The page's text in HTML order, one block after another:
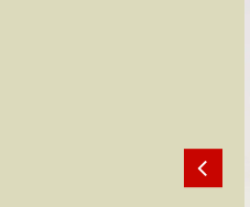
人との集まりに。厳選され
す。 特製タレ・天日塩付き